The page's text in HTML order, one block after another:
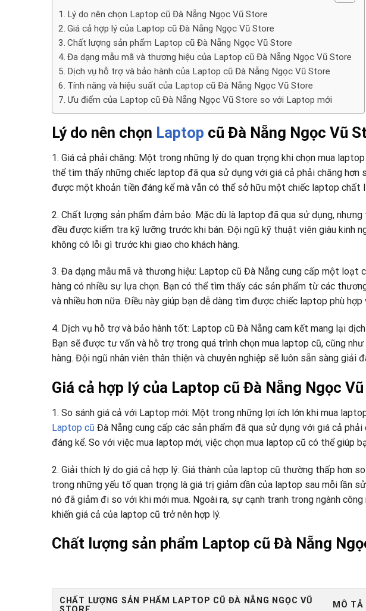
Lý do nên chọn Laptop cũ Đà Nẵng Ngọc Vũ Store
Giá cả hợp lý của Laptop cũ Đà Nẵng Ngọc Vũ Store
Chất lượng sản phẩm Laptop cũ Đà Nẵng Ngọc Vũ Store
Đa dạng mẫu mã và thương hiệu của Laptop cũ Đà Nẵng Ngọc Vũ Store
Dịch vụ hỗ trợ và bảo hành của Laptop cũ Đà Nẵng Ngọc Vũ Store
Tính năng và hiệu suất của Laptop cũ Đà Nẵng Ngọc Vũ Store
Ưu điểm của Laptop cũ Đà Nẵng Ngọc Vũ Store so với Laptop mới
Lý do nên chọn Laptop cũ Đà Nẵng Ngọc Vũ
1. Giá cả phải chăng: Một trong những lý do quan trọng khi chọn mua
thể tìm thấy những chiếc laptop đã qua sử dụng với giá cả phải chăng
được một khoản tiền đáng kể mà vẫn có thể sở hữu một chiếc laptop chất
2. Chất lượng sản phẩm đảm bảo: Mặc dù là laptop đã qua sử dụng,
đều được kiểm tra kỹ lưỡng trước khi bán. Đội ngũ kỹ thuật viên giàu kinh
không có lỗi gì trước khi giao cho khách hàng.
3. Đa dạng mẫu mã và thương hiệu: Laptop cũ Đà Nẵng cung cấp một loạt
hàng có nhiều sự lựa chọn. Bạn có thể tìm thấy các sản phẩm từ các
và nhiều hơn nữa. Điều này giúp bạn dễ dàng tìm được chiếc laptop phù
4. Dịch vụ hỗ trợ và bảo hành tốt: Laptop cũ Đà Nẵng cam kết mang lại
Bạn sẽ được tư vấn và hỗ trợ trong quá trình chọn mua laptop cũ, cũng
hàng. Đội ngũ nhân viên thân thiện và chuyên nghiệp sẽ luôn sẵn sàng giải
Giá cả hợp lý của Laptop cũ Đà Nẵng Ngọc
1. So sánh giá cả với Laptop mới: Một trong những lợi ích lớn khi mua
Laptop cũ Đà Nẵng cung cấp các sản phẩm đã qua sử dụng với giá cả
đáng kể. So với việc mua laptop mới, việc chọn mua laptop cũ có thể giúp
2. Giải thích lý do giá cả hợp lý: Giá thành của laptop cũ thường thấp hơn
trong những yếu tố quan trọng là giá trị giảm dần của laptop sau mỗi lần
nó đã giảm đi so với khi mới mua. Ngoài ra, sự cạnh tranh trong ngành
khiến giá cả của laptop cũ trở nên hợp lý.
Chất lượng sản phẩm Laptop cũ Đà Nẵng
CHẤT LƯỢNG SẢN PHẨM LAPTOP CŨ ĐÀ NẴNG NGỌC VŨ
MÔ TẢ